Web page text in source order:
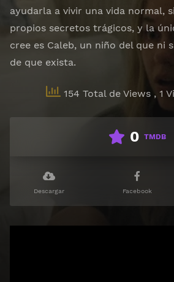
ayudarla a vivir una vida normal,
propios secretos trágicos, y la
cree es Caleb, un niño del que ni
de que exista.
154 Total de Views , 1
0 TMDB
Descargar Facebook